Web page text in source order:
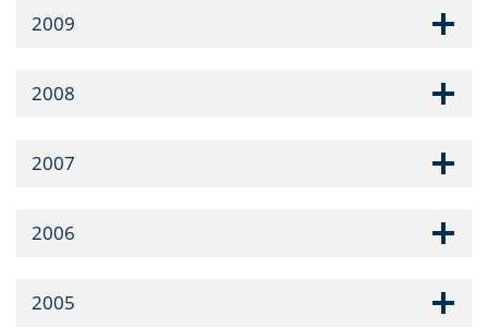
2009
2008
2007
2006
2005